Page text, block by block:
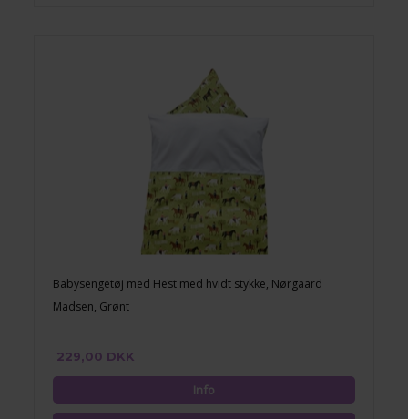
Babysengetøj med Hest med hvidt stykke, Nørgaard
Madsen, Grønt
229,00 DKK